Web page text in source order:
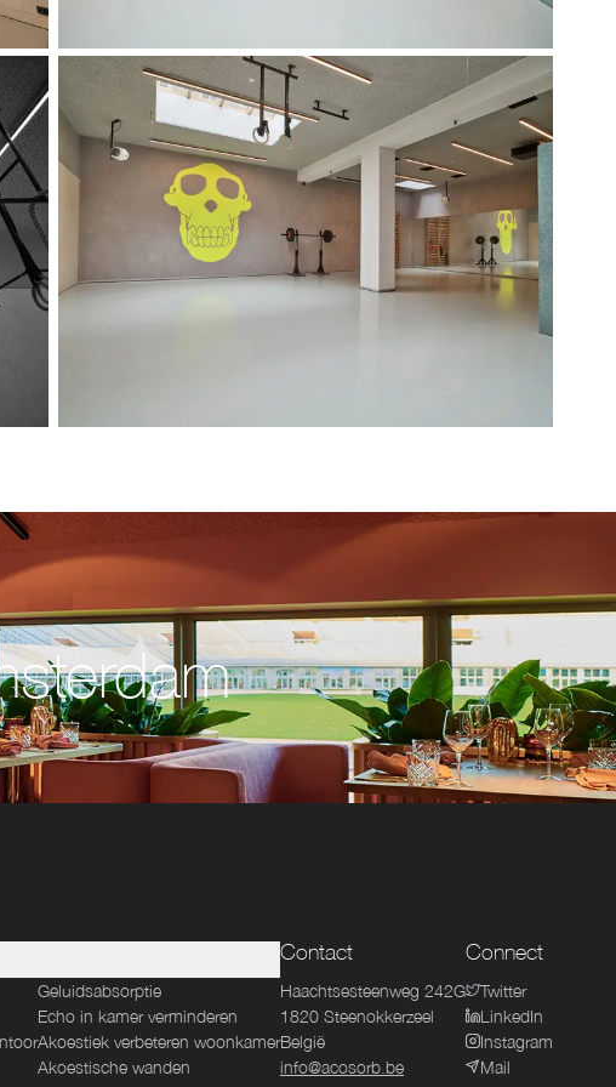
Geluidsabsorptie
Echo in kamer verminderen
Akoestiek verbeteren woonkamer
Akoestische wanden
Contact
Haachtsesteenweg 242G
1820 Steenokkerzeel
België
info@acosorb.be
Connect
Twitter
LinkedIn
Instagram
Mail